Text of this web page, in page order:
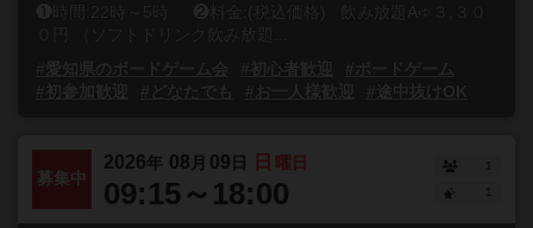
❶時間:22時～5時 ❷料金:(税込価格) 飲み放題A➪３,３０
０円 （ソフトドリンク飲み放題...
#愛知県のボードゲーム会
#初心者歓迎
#ボードゲーム
#初参加歓迎
#どなたでも #お一人様歓迎 #途中抜けOK
募集中
2026年 08 月 09 日 日 曜日
09:15～18:00
1
1